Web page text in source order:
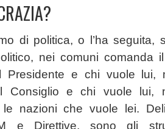
di politica, o l’ha seguita,
nei comuni comanda
e chi vuole lui,
Consiglio e chi vuole lui,
nazioni che vuole lei.
e Direttive, sono gli